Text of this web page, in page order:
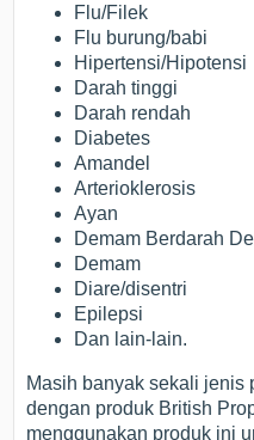
Flu/Filek
Flu burung/babi
Hipertensi/Hipotensi
Darah tinggi
Darah rendah
Diabetes
Amandel
Arterioklerosis
Ayan
Demam Berdarah
Demam
Diare/disentri
Epilepsi
Dan lain-lain.
Masih banyak sekali jenis
dengan produk British
menggunakan produk ini